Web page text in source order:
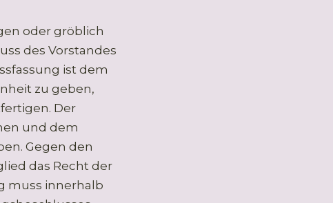
oder gröblich
des Vorstandes
ist dem
zu geben,
Der
und dem
Gegen den
das Recht der
muss innerhalb